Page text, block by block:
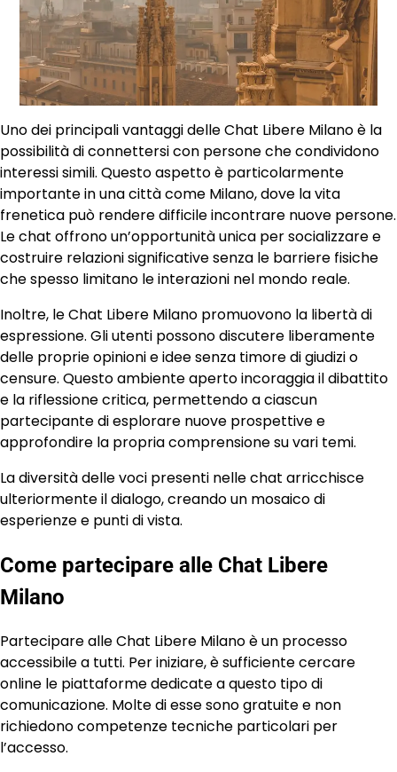
Uno dei principali vantaggi delle Chat Libere Milano è la
possibilità di connettersi con persone che condividono
interessi simili. Questo aspetto è particolarmente
importante in una città come Milano, dove la vita
frenetica può rendere difficile incontrare nuove persone.
Le chat offrono un’opportunità unica per socializzare e
costruire relazioni significative senza le barriere fisiche
che spesso limitano le interazioni nel mondo reale.
Inoltre, le Chat Libere Milano promuovono la libertà di
espressione. Gli utenti possono discutere liberamente
delle proprie opinioni e idee senza timore di giudizi o
censure. Questo ambiente aperto incoraggia il dibattito
e la riflessione critica, permettendo a ciascun
partecipante di esplorare nuove prospettive e
approfondire la propria comprensione su vari temi.
La diversità delle voci presenti nelle chat arricchisce
ulteriormente il dialogo, creando un mosaico di
esperienze e punti di vista.
Come partecipare alle Chat Libere
Milano
Partecipare alle Chat Libere Milano è un processo
accessibile a tutti. Per iniziare, è sufficiente cercare
online le piattaforme dedicate a questo tipo di
comunicazione. Molte di esse sono gratuite e non
richiedono competenze tecniche particolari per
l’accesso.